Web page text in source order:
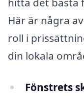
Här är några
roll i
din lokala
Fönstrets